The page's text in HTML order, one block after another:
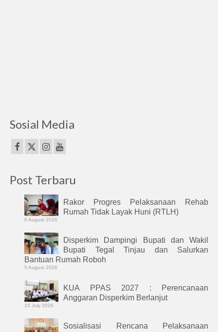
Sosial Media
Post Terbaru
Rakor Progres Pelaksanaan Rehab
Rumah Tidak Layak Huni (RTLH)
6 August 2026
Disperkim Dampingi Bupati dan Wakil
Bupati Tegal Tinjau dan Salurkan
Bantuan Rumah Roboh
5 August 2026
KUA PPAS 2027 : Perencanaan
Anggaran Disperkim Berlanjut
15 July 2026
Sosialisasi Rencana Pelaksanaan